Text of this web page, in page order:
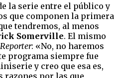
la serie entre el público y
que componen la primera
tendremos, al menos
Somerville. El mismo
: «No, no haremos
programa siempre fue
y creo que esa es,
razones por las que